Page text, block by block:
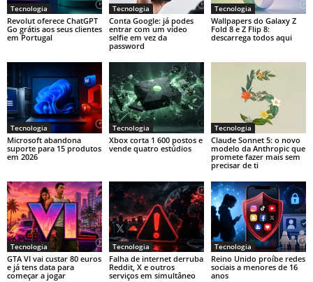
Tecnologia
Revolut oferece ChatGPT
Go grátis aos seus clientes
em Portugal
Tecnologia
Conta Google: já podes
entrar com um vídeo
selfie em vez da
password
Tecnologia
Wallpapers do Galaxy Z
Fold 8 e Z Flip 8:
descarrega todos aqui
Tecnologia
Microsoft abandona
suporte para 15 produtos
em 2026
Tecnologia
Xbox corta 1 600 postos e
vende quatro estúdios
Tecnologia
Claude Sonnet 5: o novo
modelo da Anthropic que
promete fazer mais sem
precisar de ti
Tecnologia
GTA VI vai custar 80 euros
e já tens data para
começar a jogar
Tecnologia
Falha de internet derruba
Reddit, X e outros
serviços em simultâneo
Tecnologia
Reino Unido proíbe redes
sociais a menores de 16
anos